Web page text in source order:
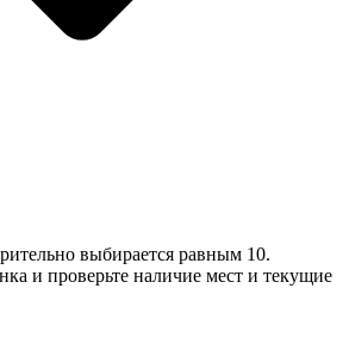
выбирается равным 10.
и проверьте наличие мест и текущие